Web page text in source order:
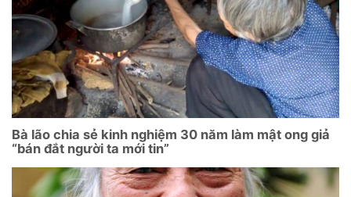
Bà lão chia sẻ kinh nghiệm 30 năm làm mật ong giả
“bán đắt người ta mới tin”